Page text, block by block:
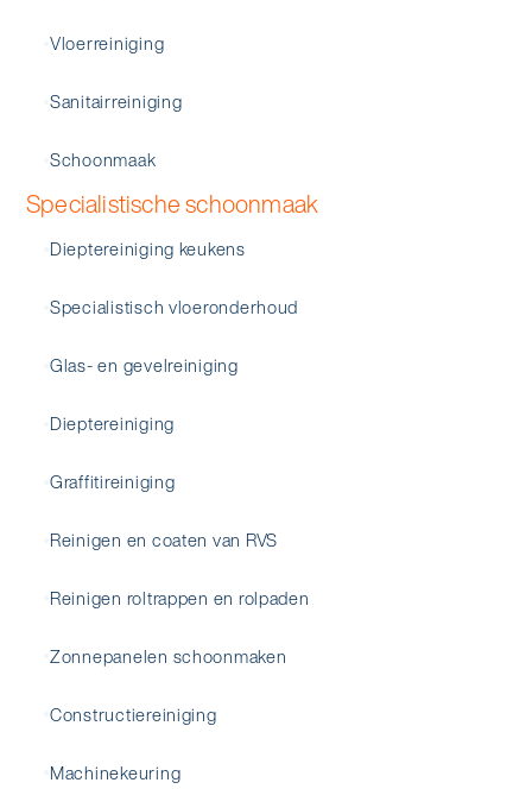
Vloerreiniging
Sanitairreiniging
Schoonmaak
Specialistische schoonmaak
Dieptereiniging keukens
Specialistisch vloeronderhoud
Glas- en gevelreiniging
Dieptereiniging
Graffitireiniging
Reinigen en coaten van RVS
Reinigen roltrappen en rolpaden
Zonnepanelen schoonmaken
Constructiereiniging
Machinekeuring